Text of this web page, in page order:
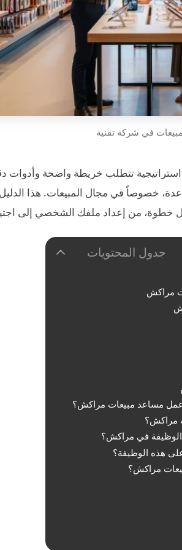
في شركة تقنية
تتطلب خريطة واضحة وأدوات
واعدة، خصوصاً في مجال المبيعات. هذا
من إعداد ملفك الشخصي إلى
جدول المحتويات
مراكش